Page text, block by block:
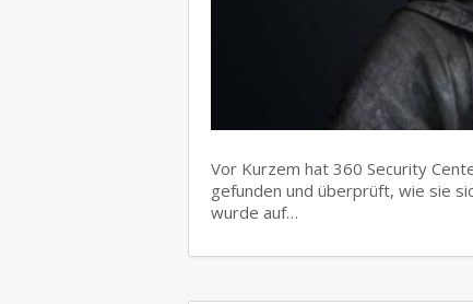
Vor Kurzem hat 360 Security
gefunden und überprüft, wie sie
wurde auf…